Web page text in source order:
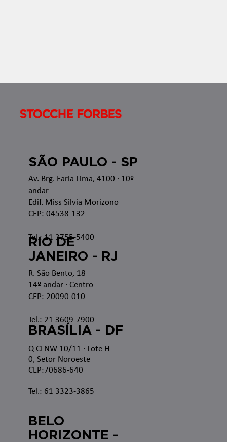
Av. Brg. Faria Lima, 4100 · 10º
andar
Edif. Miss Silvia Morizono
CEP: 04538-132
Tel.: 11 3755-5400
SÃO PAULO - SP
RIO DE
JANEIRO - RJ
R. São Bento, 18
14º andar · Centro
CEP: 20090-010
Tel.: 21 3609-7900
Q CLNW 10/11 · Lote H
0, Setor Noroeste
CEP:70686-640
Tel.: 61 3323-3865
BRASÍLIA - DF
BELO
HORIZONTE -